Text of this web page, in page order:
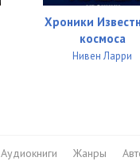
Хроники
космоса
Нивен Ларри
Аудиокниги Жанры